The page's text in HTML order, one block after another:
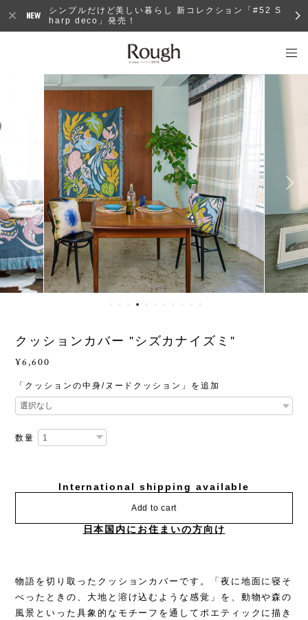
シンプルだけど美しい暮らし 新コレクション「#52 S
harp deco」発売！
クッションカバー "シズカナイズミ"
¥6,600
「クッションの中身/ヌードクッション」を追加
数量
International shipping available
Add to cart
日本国内にお住まいの方向け
物語を切り取ったクッションカバーです。「夜に地面に寝そ
べったときの、大地と溶け込むような感覚」を、動物や森の
風景といった具象的なモチーフを通してポエティックに描き